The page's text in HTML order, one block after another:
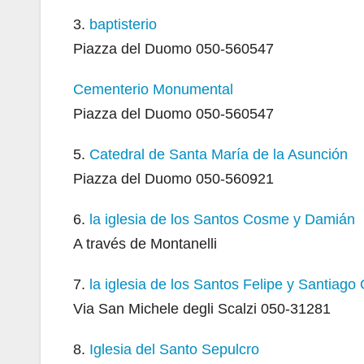
3. baptisterio
Piazza del Duomo 050-560547
Cementerio Monumental
Piazza del Duomo 050-560547
5. Catedral de Santa María de la Asunción
Piazza del Duomo 050-560921
6. la iglesia de los Santos Cosme y Damián
A través de Montanelli
7. la iglesia de los Santos Felipe y Santiago
Via San Michele degli Scalzi 050-31281
8. Iglesia del Santo Sepulcro